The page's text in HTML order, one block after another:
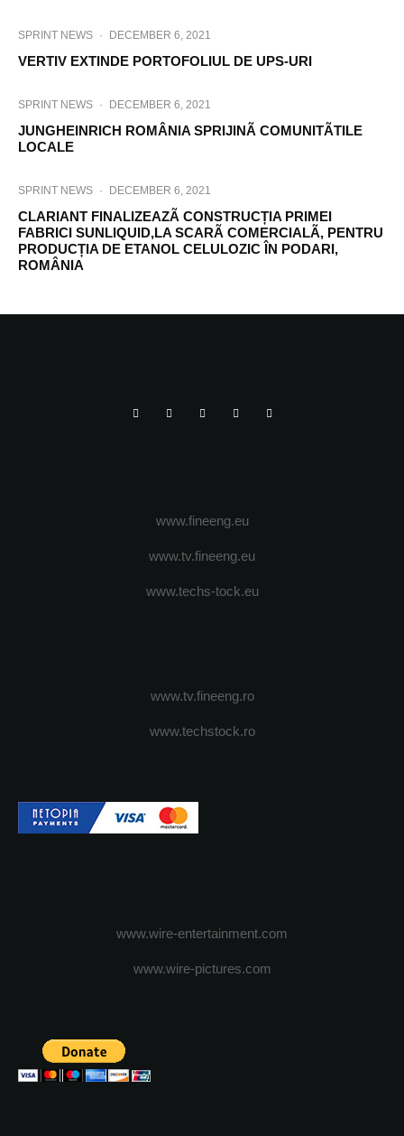
SPRINT NEWS · DECEMBER 6, 2021
VERTIV EXTINDE PORTOFOLIUL DE UPS-URI
SPRINT NEWS · DECEMBER 6, 2021
JUNGHEINRICH ROMÂNIA SPRIJINÃ COMUNITÃTILE
LOCALE
SPRINT NEWS · DECEMBER 6, 2021
CLARIANT FINALIZEAZÃ CONSTRUCȚIA PRIMEI
FABRICI SUNLIQUID,LA SCARÃ COMERCIALÃ, PENTRU
PRODUCȚIA DE ETANOL CELULOZIC ÎN PODARI,
ROMÂNIA
www.fineeng.eu
www.tv.fineeng.eu
www.techs-tock.eu
www.tv.fineeng.ro
www.techstock.ro
www.wire-entertainment.com
www.wire-pictures.com